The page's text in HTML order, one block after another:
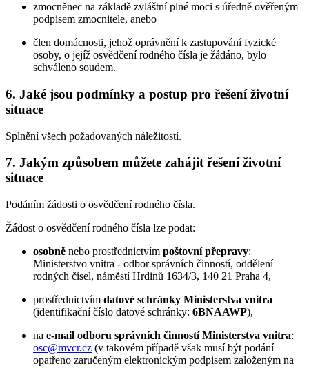
zmocněnec na základě zvláštní plné moci s úředně ověřeným
podpisem zmocnitele, anebo
člen domácnosti, jehož oprávnění k zastupování fyzické
osoby, o jejíž osvědčení rodného čísla je žádáno, bylo
schváleno soudem.
6. Jaké jsou podmínky a postup pro řešení životní
situace
Splnění všech požadovaných náležitostí.
7. Jakým způsobem můžete zahájit řešení životní
situace
Podáním žádosti o osvědčení rodného čísla.
Žádost o osvědčení rodného čísla lze podat:
osobně nebo prostřednictvím poštovní přepravy:
Ministerstvo vnitra - odbor správních činností, oddělení
rodných čísel, náměstí Hrdinů 1634/3, 140 21 Praha 4,
prostřednictvím datové schránky Ministerstva vnitra
(identifikační číslo datové schránky: 6BNAAWP),
na e-mail odboru správních činností Ministerstva vnitra:
osc@mvcr.cz (v takovém případě však musí být podání
opatřeno zaručeným elektronickým podpisem založeným na